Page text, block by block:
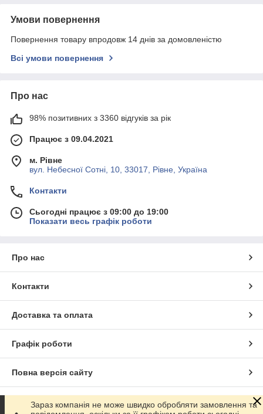
Умови повернення
Повернення товару впродовж 14 днів за домовленістю
Всі умови повернення
Про нас
98% позитивних з 3360 відгуків за рік
Працює з 09.04.2021
м. Рівне
вул. Небесної Сотні, 10, 33017, Рівне, Україна
Контакти
Сьогодні працює з 09:00 до 19:00
Показати весь графік роботи
Про нас
Контакти
Доставка та оплата
Графік роботи
Повна версія сайту
Сайт створено на маркетплейсіProm.ua
Зараз компанія не може швидко обробляти замовлення та